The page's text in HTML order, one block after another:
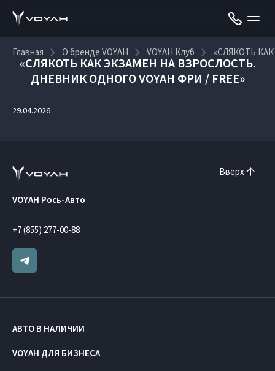
Главная О бренде VOYAH VOYAH Клуб «СЛЯКОТЬ
«СЛЯКОТЬ КАК ЭКЗАМЕН НА ВЗРОСЛОСТЬ.
ДНЕВНИК ОДНОГО VOYAH ФРИ / FREE»
29.04.2026
Вверх
VOYAH Рось-Авто
+7 (855) 277-00-88
АВТО В НАЛИЧИИ
VOYAH ДЛЯ БИЗНЕСА